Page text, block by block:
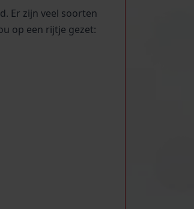
Er zijn veel soorten
op een rijtje gezet: